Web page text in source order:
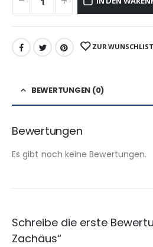
ZUR
BEWERTUNGEN (0)
Bewertungen
Es gibt noch keine Bewertungen.
Schreibe die erste
Zachäus“